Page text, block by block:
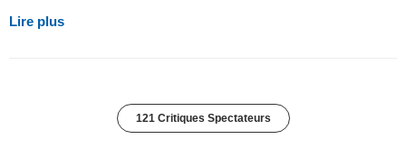
Lire plus
121 Critiques Spectateurs